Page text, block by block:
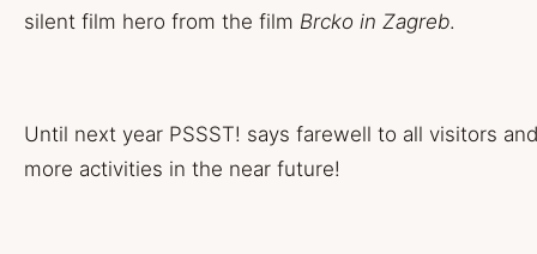
silent film hero from the film Brcko in Zagreb.
Until next year PSSST! says farewell to all visitors
more activities in the near future!